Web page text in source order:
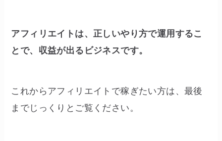
アフィリエイトは、正しいやり方で運用するこ
とで、収益が出るビジネスです。
これからアフィリエイトで稼ぎたい方は、最後
までじっくりとご覧ください。